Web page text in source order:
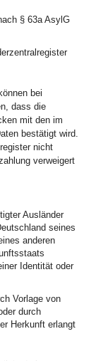
§ 63a AsylG
bei
dass die
mit den im
bestätigt wird.
nicht
verweigert
Ausländer
seines
anderen
Identität oder
Vorlage von
durch
Herkunft erlangt